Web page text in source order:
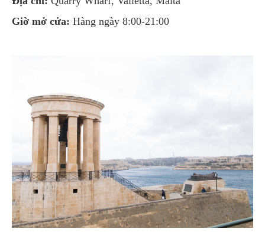
Giờ mở cửa: Hàng ngày 8:00-21:00